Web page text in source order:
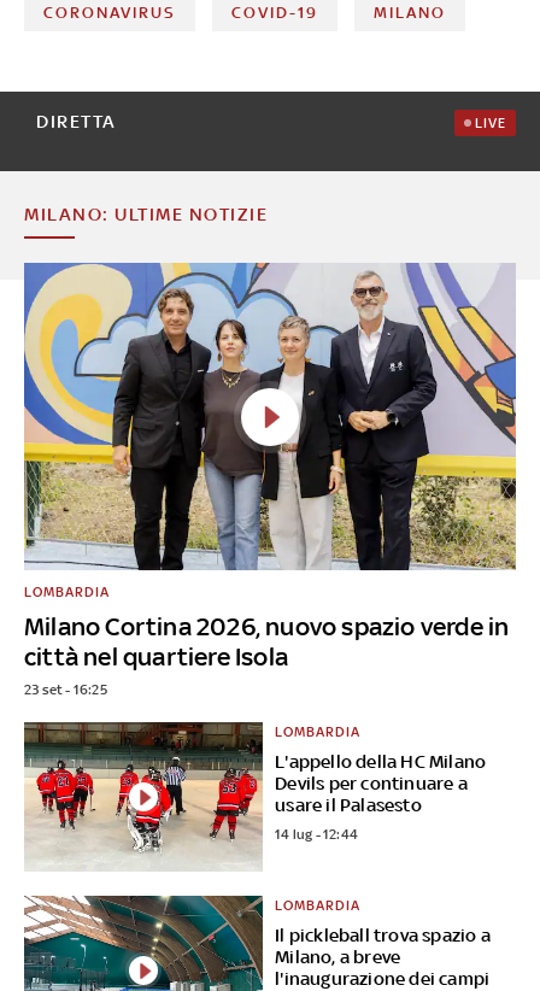
CORONAVIRUS COVID-19 MILANO
DIRETTA LIVE
MILANO: ULTIME NOTIZIE
Milano Cortina 2026, nuovo spazio verde in
città nel quartiere Isola
LOMBARDIA
23 set - 16:25
L'appello della HC Milano
Devils per continuare a
usare il Palasesto
LOMBARDIA
14 lug - 12:44
Il pickleball trova spazio a
Milano, a breve
l'inaugurazione dei campi
LOMBARDIA